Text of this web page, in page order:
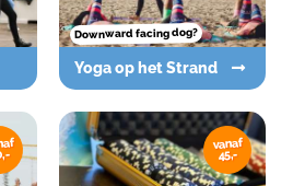
Downward facing dog?
Yoga op het Strand
vanaf
45,-